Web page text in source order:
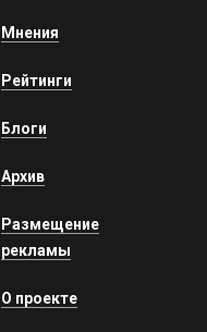
Мнения
Рейтинги
Блоги
Архив
Размещение
рекламы
О проекте